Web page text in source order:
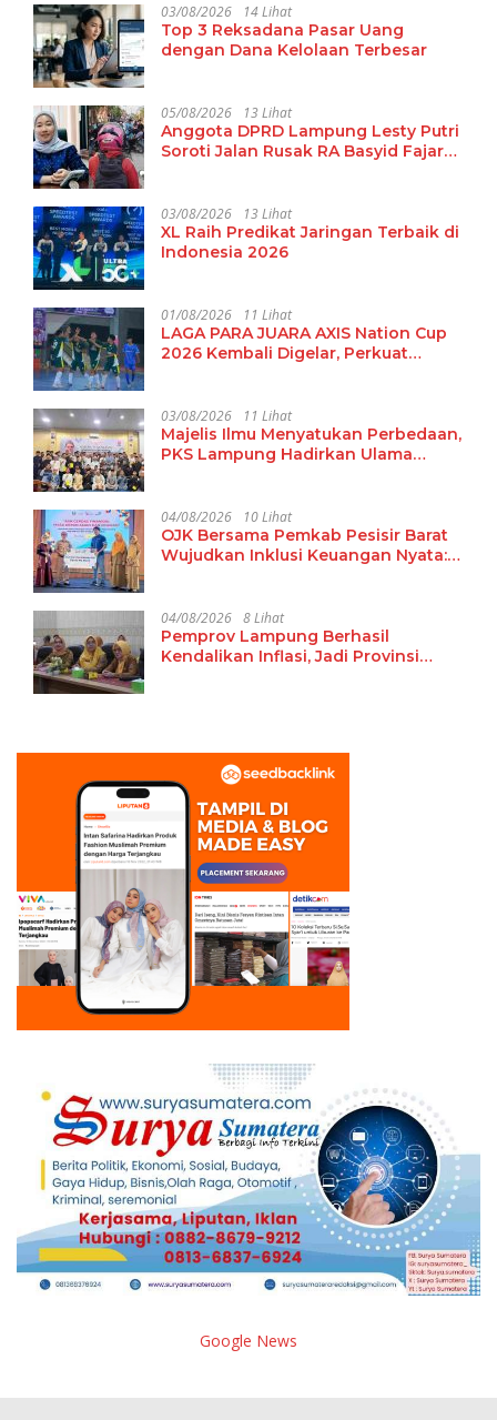
03/08/2026 14 Lihat
Top 3 Reksadana Pasar Uang
dengan Dana Kelolaan Terbesar
05/08/2026 13 Lihat
Anggota DPRD Lampung Lesty Putri
Soroti Jalan Rusak RA Basyid Fajar
03/08/2026 13 Lihat
XL Raih Predikat Jaringan Terbaik di
Indonesia 2026
01/08/2026 11 Lihat
LAGA PARA JUARA AXIS Nation Cup
2026 Kembali Digelar, Perkuat
03/08/2026 11 Lihat
Majelis Ilmu Menyatukan Perbedaan,
PKS Lampung Hadirkan Ulama
04/08/2026 10 Lihat
OJK Bersama Pemkab Pesisir Barat
Wujudkan Inklusi Keuangan Nyata:
04/08/2026 8 Lihat
Pemprov Lampung Berhasil
Kendalikan Inflasi, Jadi Provinsi
Google News